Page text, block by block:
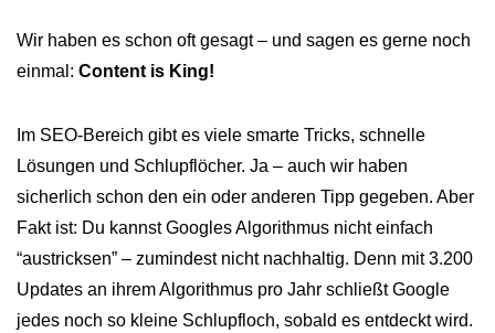
Wir haben es schon oft gesagt – und sagen es gerne noch
einmal: Content is King!
Im SEO-Bereich gibt es viele smarte Tricks, schnelle
Lösungen und Schlupflöcher. Ja – auch wir haben
sicherlich schon den ein oder anderen Tipp gegeben. Aber
Fakt ist: Du kannst Googles Algorithmus nicht einfach
“austricksen” – zumindest nicht nachhaltig. Denn mit 3.200
Updates an ihrem Algorithmus pro Jahr schließt Google
jedes noch so kleine Schlupfloch, sobald es entdeckt wird.